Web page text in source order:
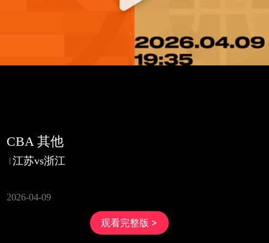
CBA 其他
江苏vs浙江
2026-04-09
观看完整版